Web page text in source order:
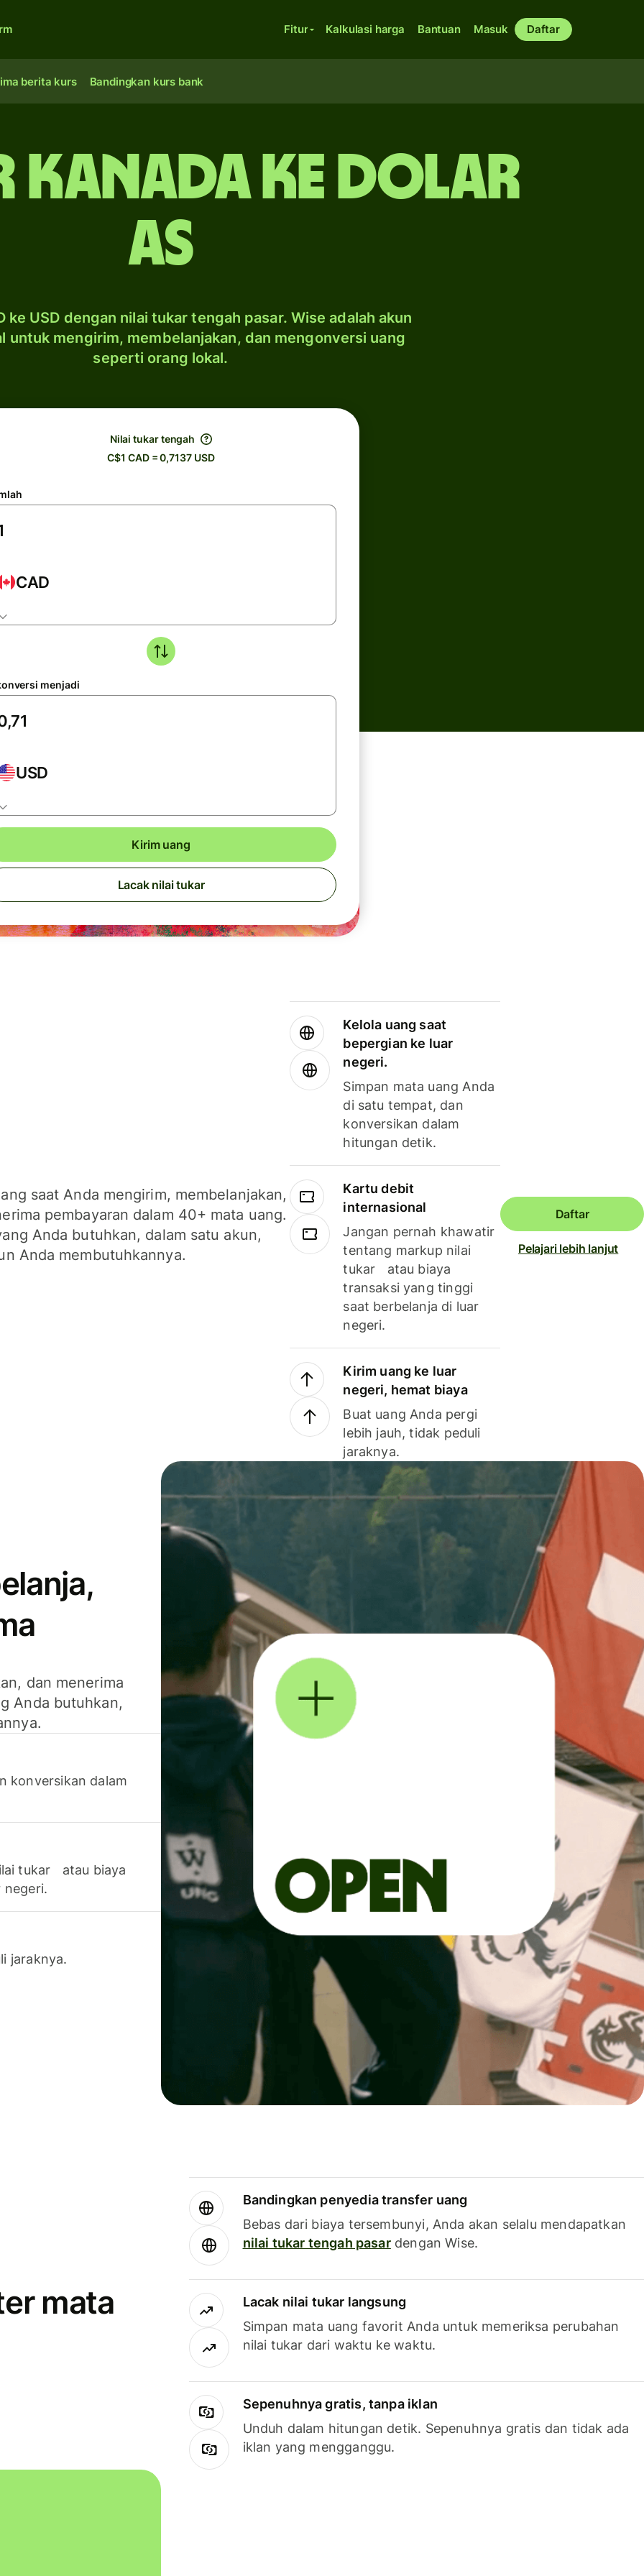
Fitur Kalkulasi harga Bantuan Masuk Daftar
berita kurs Bandingkan kurs bank
Kanada ke dolar
AS
ke USD dengan nilai tukar tengah pasar. Wise adalah akun
untuk mengirim, membelanjakan, dan mengonversi uang
seperti orang lokal.
Nilai tukar tengah
C$1 CAD = 0,7137 USD
CAD
menjadi
USD
Kirim uang
Lacak nilai tukar
saat Anda mengirim, membelanjakan,
pembayaran dalam 40+ mata uang.
Anda butuhkan, dalam satu akun,
Anda membutuhkannya.
Kelola uang saat
bepergian ke luar
negeri.
Simpan mata uang Anda
di satu tempat, dan
konversikan dalam
hitungan detik.
Kartu debit
internasional
Jangan pernah khawatir
tentang markup nilai
tukar atau biaya
transaksi yang tinggi
saat berbelanja di luar
negeri.
Kirim uang ke luar
negeri, hemat biaya
Buat uang Anda pergi
lebih jauh, tidak peduli
jaraknya.
Daftar
Pelajari lebih lanjut
dan menerima
Anda butuhkan,
konversikan dalam
tukar atau biaya
negeri.
jaraknya.
mata
Bandingkan penyedia transfer uang
Bebas dari biaya tersembunyi, Anda akan selalu mendapatkan
nilai tukar tengah pasardengan Wise.
Lacak nilai tukar langsung
Simpan mata uang favorit Anda untuk memeriksa perubahan
nilai tukar dari waktu ke waktu.
Sepenuhnya gratis, tanpa iklan
Unduh dalam hitungan detik. Sepenuhnya gratis dan tidak ada
iklan yang mengganggu.